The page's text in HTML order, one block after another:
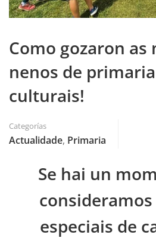
Como gozaron as
nenos de
culturais!
Categorías
Actualidade, Primaria
Se hai un
especiais de